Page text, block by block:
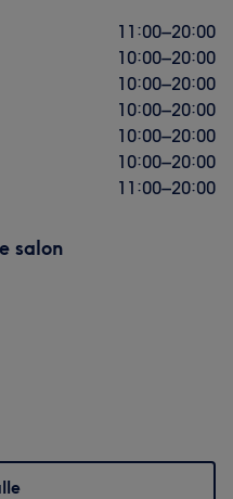
11:00–20:00
10:00–20:00
10:00–20:00
10:00–20:00
10:00–20:00
10:00–20:00
11:00–20:00
salon